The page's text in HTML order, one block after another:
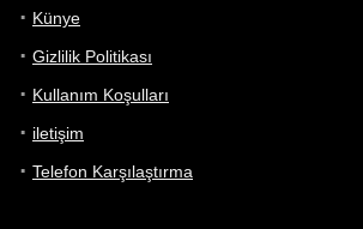
Künye
Gizlilik Politikası
Kullanım Koşulları
iletişim
Telefon Karşılaştırma